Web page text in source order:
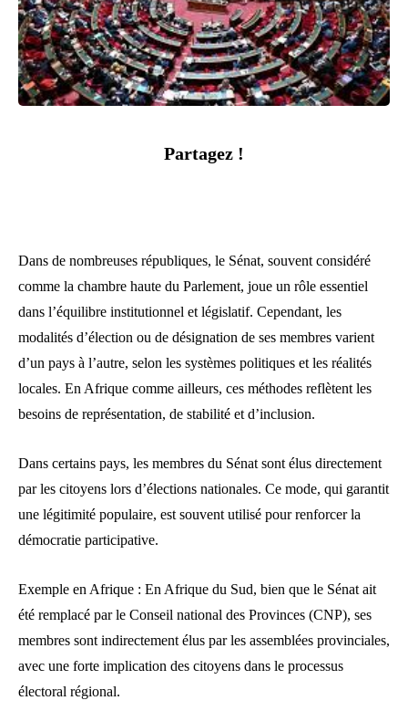
Partagez !
Dans de nombreuses républiques, le Sénat, souvent considéré
comme la chambre haute du Parlement, joue un rôle essentiel
dans l’équilibre institutionnel et législatif. Cependant, les
modalités d’élection ou de désignation de ses membres varient
d’un pays à l’autre, selon les systèmes politiques et les réalités
locales. En Afrique comme ailleurs, ces méthodes reflètent les
besoins de représentation, de stabilité et d’inclusion.
Dans certains pays, les membres du Sénat sont élus directement
par les citoyens lors d’élections nationales. Ce mode, qui garantit
une légitimité populaire, est souvent utilisé pour renforcer la
démocratie participative.
Exemple en Afrique : En Afrique du Sud, bien que le Sénat ait
été remplacé par le Conseil national des Provinces (CNP), ses
membres sont indirectement élus par les assemblées provinciales,
avec une forte implication des citoyens dans le processus
électoral régional.